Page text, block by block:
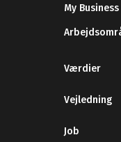
My Business
Værdier
Vejledning
Job